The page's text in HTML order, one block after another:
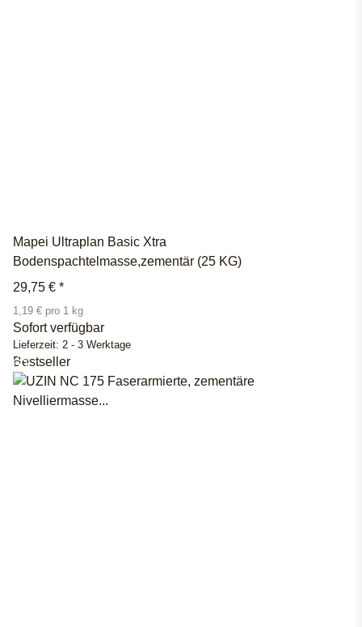
Mapei Ultraplan Basic Xtra
Bodenspachtelmasse,zementär (25 KG)
29,75 € *
1,19 € pro 1 kg
Sofort verfügbar
Lieferzeit: 2 - 3 Werktage
Bestseller